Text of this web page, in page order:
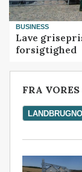
BUSINESS
Lave
forsigtighed
FRA